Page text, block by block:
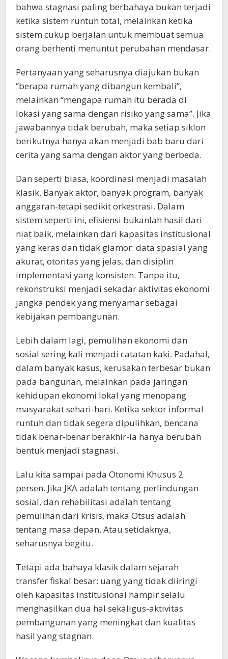
bahwa stagnasi paling berbahaya bukan terjadi
ketika sistem runtuh total, melainkan ketika
sistem cukup berjalan untuk membuat semua
orang berhenti menuntut perubahan mendasar.
Pertanyaan yang seharusnya diajukan bukan
“berapa rumah yang dibangun kembali”,
melainkan “mengapa rumah itu berada di
lokasi yang sama dengan risiko yang sama”. Jika
jawabannya tidak berubah, maka setiap siklon
berikutnya hanya akan menjadi bab baru dari
cerita yang sama dengan aktor yang berbeda.
Dan seperti biasa, koordinasi menjadi masalah
klasik. Banyak aktor, banyak program, banyak
anggaran-tetapi sedikit orkestrasi. Dalam
sistem seperti ini, efisiensi bukanlah hasil dari
niat baik, melainkan dari kapasitas institusional
yang keras dan tidak glamor: data spasial yang
akurat, otoritas yang jelas, dan disiplin
implementasi yang konsisten. Tanpa itu,
rekonstruksi menjadi sekadar aktivitas ekonomi
jangka pendek yang menyamar sebagai
kebijakan pembangunan.
Lebih dalam lagi, pemulihan ekonomi dan
sosial sering kali menjadi catatan kaki. Padahal,
dalam banyak kasus, kerusakan terbesar bukan
pada bangunan, melainkan pada jaringan
kehidupan ekonomi lokal yang menopang
masyarakat sehari-hari. Ketika sektor informal
runtuh dan tidak segera dipulihkan, bencana
tidak benar-benar berakhir-ia hanya berubah
bentuk menjadi stagnasi.
Lalu kita sampai pada Otonomi Khusus 2
persen. Jika JKA adalah tentang perlindungan
sosial, dan rehabilitasi adalah tentang
pemulihan dari krisis, maka Otsus adalah
tentang masa depan. Atau setidaknya,
seharusnya begitu.
Tetapi ada bahaya klasik dalam sejarah
transfer fiskal besar: uang yang tidak diiringi
oleh kapasitas institusional hampir selalu
menghasilkan dua hal sekaligus-aktivitas
pembangunan yang meningkat dan kualitas
hasil yang stagnan.